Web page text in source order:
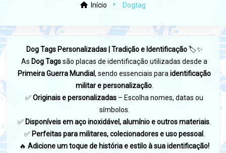
Início Dogtag
Dog Tags Personalizadas | Tradição e Identificação🏷️✨
As Dog Tagssão placas de identificação utilizadas desde a
Primeira Guerra Mundial, sendo essenciais para identificação
militar e personalização.
✅Originais e personalizadas – Escolha nomes, datas ou
símbolos.
✅ Disponíveis em aço inoxidável, alumínio e outros materiais
✅ Perfeitas para militares, colecionadores e uso pessoal
🔥 Adicione um toque de história e estilo à sua identificação!